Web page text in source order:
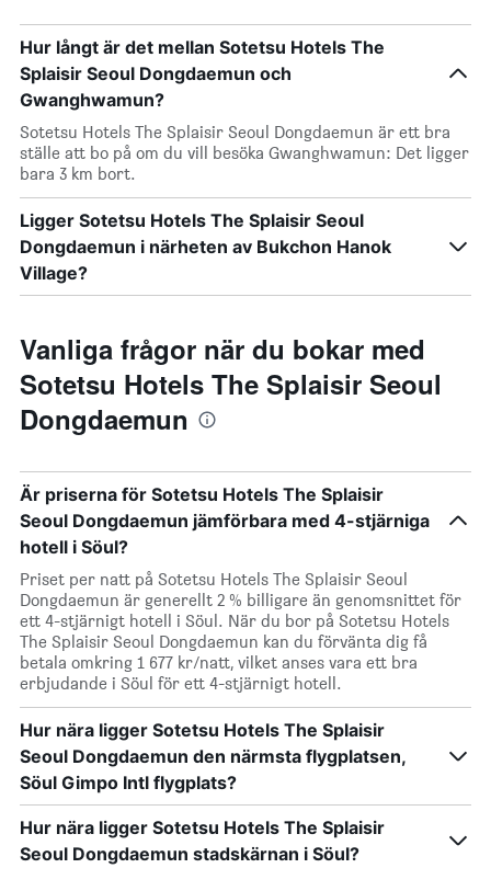
Hur långt är det mellan Sotetsu Hotels The
Splaisir Seoul Dongdaemun och
Gwanghwamun?
Sotetsu Hotels The Splaisir Seoul Dongdaemun är ett bra
ställe att bo på om du vill besöka Gwanghwamun: Det ligger
bara 3 km bort.
Ligger Sotetsu Hotels The Splaisir Seoul
Dongdaemun i närheten av Bukchon Hanok
Village?
Vanliga frågor när du bokar med
Sotetsu Hotels The Splaisir Seoul
Dongdaemun
Är priserna för Sotetsu Hotels The Splaisir
Seoul Dongdaemun jämförbara med 4-stjärniga
hotell i Söul?
Priset per natt på Sotetsu Hotels The Splaisir Seoul
Dongdaemun är generellt 2 % billigare än genomsnittet för
ett 4-stjärnigt hotell i Söul. När du bor på Sotetsu Hotels
The Splaisir Seoul Dongdaemun kan du förvänta dig få
betala omkring 1 677 kr/natt, vilket anses vara ett bra
erbjudande i Söul för ett 4-stjärnigt hotell.
Hur nära ligger Sotetsu Hotels The Splaisir
Seoul Dongdaemun den närmsta flygplatsen,
Söul Gimpo Intl flygplats?
Hur nära ligger Sotetsu Hotels The Splaisir
Seoul Dongdaemun stadskärnan i Söul?